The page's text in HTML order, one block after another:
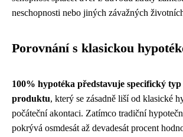
neschopnosti nebo jiných závažných
Porovnání s klasickou
100% hypotéka představuje specifický
produktu, který se zásadně liší od klasické
počáteční akontaci. Zatímco tradiční
pokrývá osmdesát až devadesát procent